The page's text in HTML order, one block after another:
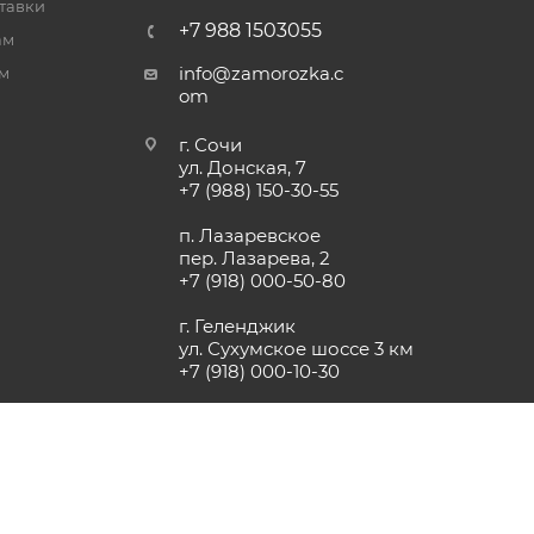
+7 988 1503055
info@zamorozka.c
om
г. Сочи
ул. Донская, 7
+7 (988) 150-30-55
п. Лазаревское
пер. Лазарева, 2
+7 (918) 000-50-80
г. Геленджик
ул. Сухумское шоссе 3 км
+7 (918) 000-10-30